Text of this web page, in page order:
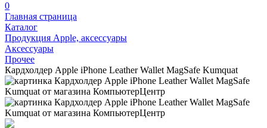
0
Главная страница
Каталог
Продукция Apple, аксессуары
Аксессуары
Прочее
Кардхолдер Apple iPhone Leather Wallet MagSafe Kumquat